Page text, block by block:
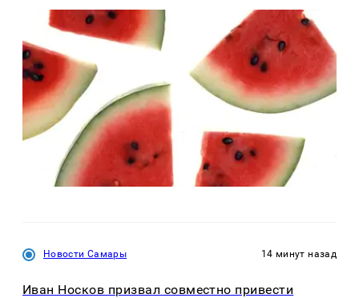
Новости Самары 14 минут назад
Иван Носков призвал совместно привести